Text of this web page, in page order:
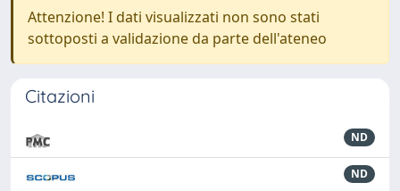
Attenzione! I dati visualizzati non sono stati
sottoposti a validazione da parte dell'ateneo
Citazioni
ND
ND